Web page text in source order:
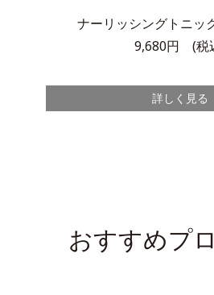
ナーリッシングトニッ
9,680円 (税
詳しく見る
おすすめプ